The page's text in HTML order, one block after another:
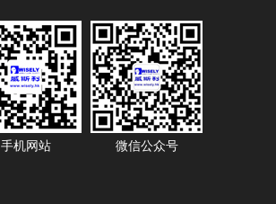
手机网站 微信公众号